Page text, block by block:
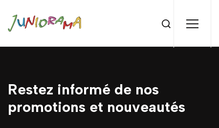
Restez informé de nos
promotions et nouveautés